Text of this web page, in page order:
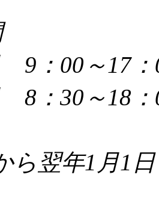
9：00～17：
8：30～18：
ら翌年1月1日